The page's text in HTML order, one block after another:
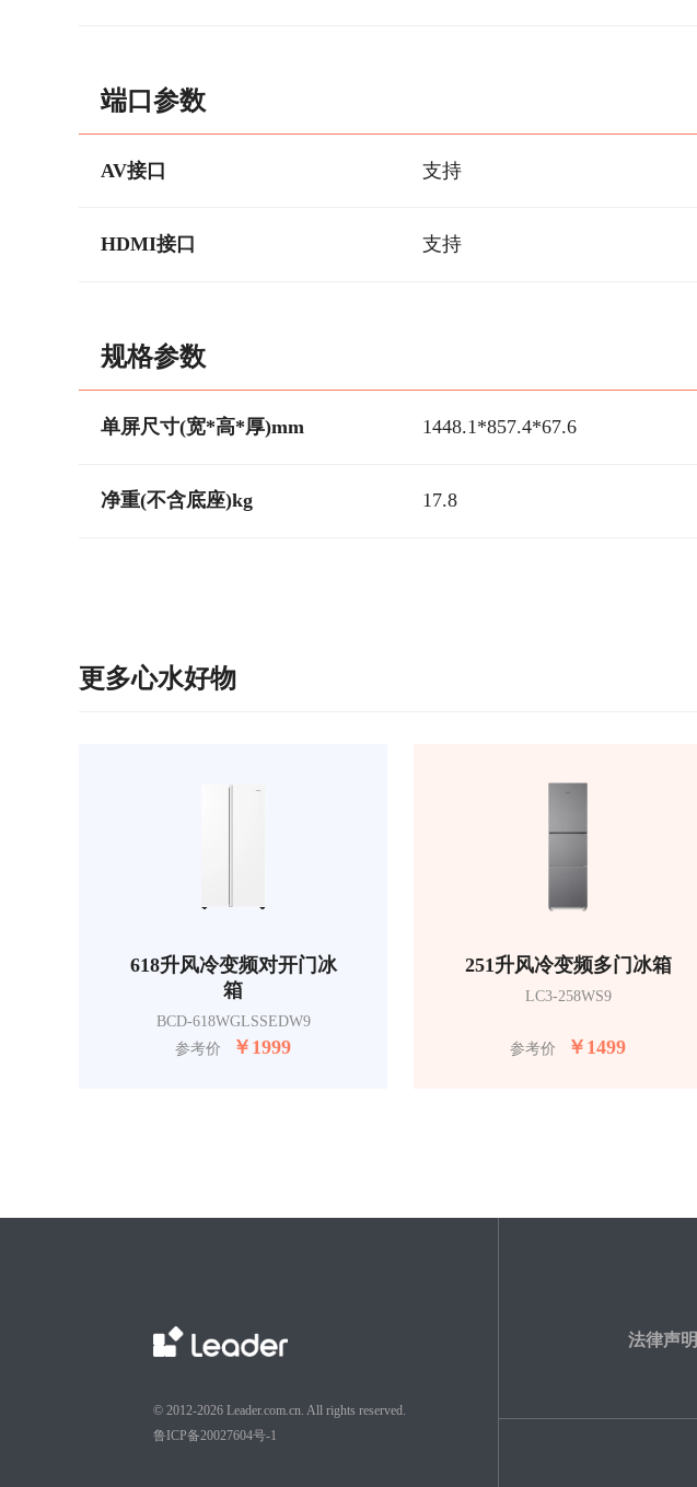
端口参数
AV接口 支持
HDMI接口 支持
规格参数
单屏尺寸(宽*高*厚)mm 1448.1*857.4*67.6
净重(不含底座)kg 17.8
更多心水好物
618升风冷变频对开门冰
箱
BCD-618WGLSSEDW9
参考价
￥ 1999
251升风冷变频多门冰箱
LC3-258WS9
参考价 ￥ 1499
© 2012-2026 Leader.com.cn. All rights reserved.
鲁ICP备20027604号-1
法律声明